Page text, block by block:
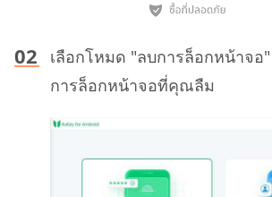
เลือกโหมด "ลบการล็อกหน้าจอ
การล็อกหน้าจอที่คุณลืม